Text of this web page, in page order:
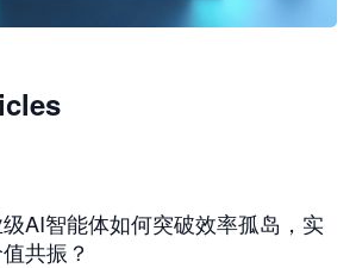
Agent 工作台
AI智能体如何突破效率孤岛，实
共振？